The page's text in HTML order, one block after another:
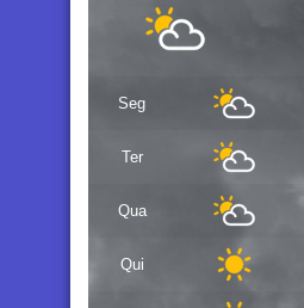
Seg
Ter
Qua
Qui